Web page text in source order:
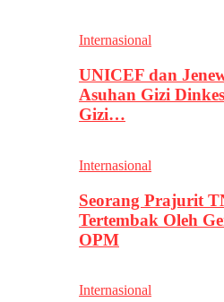
Internasional
UNICEF dan
Asuhan Gizi
Gizi…
Internasional
Seorang Prajurit
Tertembak Oleh
OPM
Internasional